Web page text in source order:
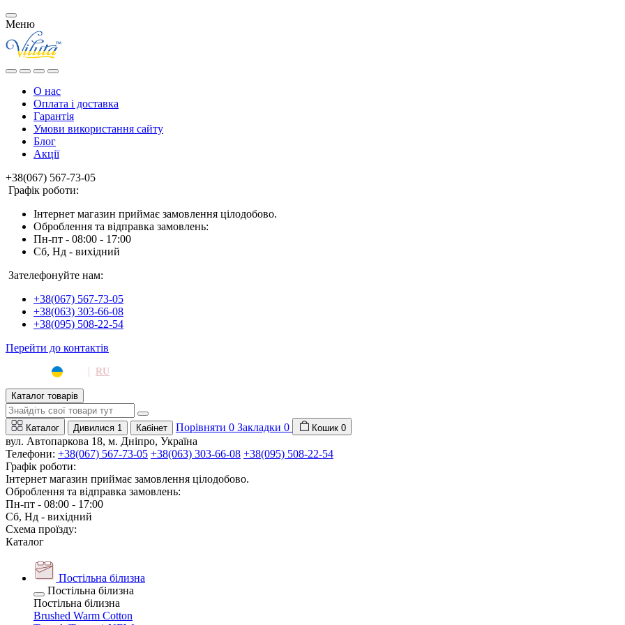
Меню
О нас
Оплата і доставка
Гарантія
Умови використання сайту
Блог
Акції
+38(067) 567-73-05
Графік роботи:
Інтернет магазин приймає замовлення цілодобово.
Оброблення та відправка замовлень:
Пн-пт - 08:00 - 17:00
Сб, Нд - вихідний
Зателефонуйте нам:
+38(067) 567-73-05
+38(063) 303-66-08
+38(095) 508-22-54
Перейти до контактів
| RU
Каталог товарів
Каталог Дивилися 1 Кабінет Порівняти 0 Закладки 0 Кошик 0
вул. Автопаркова 18, м. Дніпро, Україна
Телефони: +38(067) 567-73-05 +38(063) 303-66-08 +38(095) 508-22-54
Графік роботи:
Інтернет магазин приймає замовлення цілодобово.
Оброблення та відправка замовлень:
Пн-пт - 08:00 - 17:00
Сб, Нд - вихідний
Схема проїзду:
Каталог
Постільна білизна
Постільна білизна
Постільна білизна
Brushed Warm Cotton